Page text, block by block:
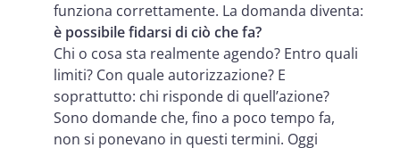
funziona correttamente. La domanda diventa:
è possibile fidarsi di ciò che fa?
Chi o cosa sta realmente agendo? Entro quali
limiti? Con quale autorizzazione? E
soprattutto: chi risponde di quell’azione?
Sono domande che, fino a poco tempo fa,
non si ponevano in questi termini. Oggi